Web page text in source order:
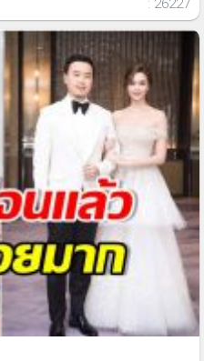
: 26227